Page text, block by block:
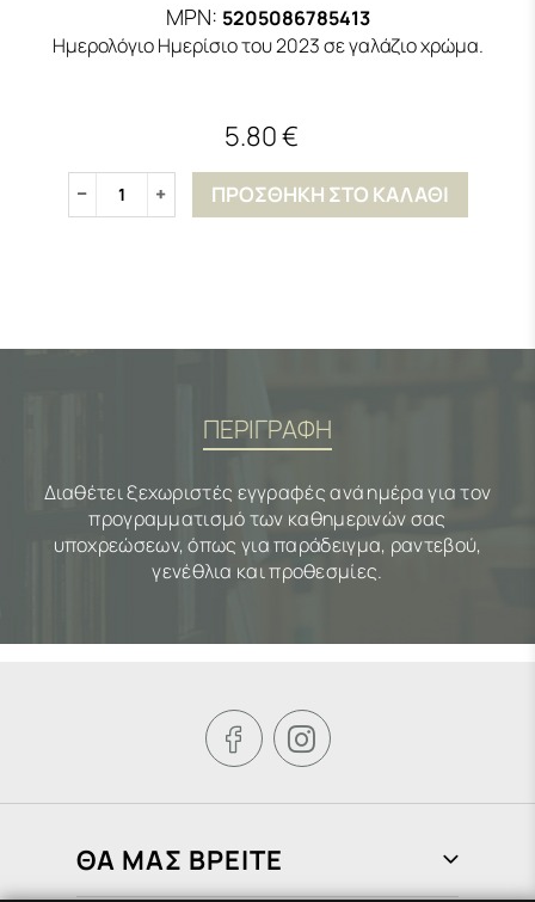
MPN: 5205086785413
Ημερολόγιο Ημερίσιο του 2023 σε γαλάζιο χρώμα.
5.80 €
1 ΠΡΟΣΘΗΚΗ ΣΤΟ ΚΑΛΑΘΙ
ΠΕΡΙΓΡΑΦΗ
Διαθέτει ξεχωριστές εγγραφές ανά ημέρα για τον
προγραμματισμό των καθημερινών σας
υποχρεώσεων, όπως για παράδειγμα, ραντεβού,
γενέθλια και προθεσμίες.
 
ΘΑ ΜΑΣ ΒΡΕΙΤΕ